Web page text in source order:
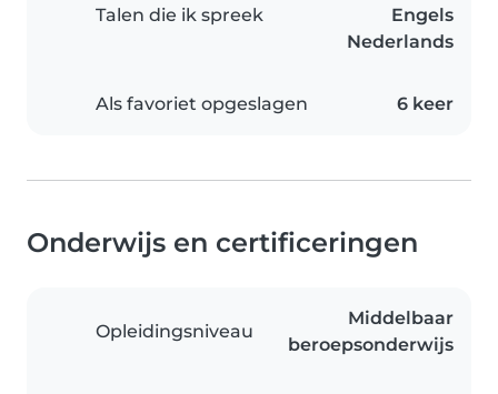
Talen die ik spreek
Engels
Nederlands
Als favoriet opgeslagen 6 keer
Onderwijs en certificeringen
Opleidingsniveau
Middelbaar
beroepsonderwijs